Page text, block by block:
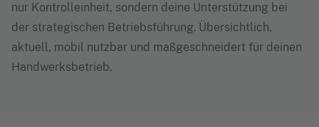
nur Kontrolleinheit, sondern deine Unterstützung bei
der strategischen Betriebsführung. Übersichtlich,
aktuell, mobil nutzbar und maßgeschneidert für deinen
Handwerksbetrieb.